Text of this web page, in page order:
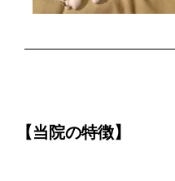
【当院の特徴】